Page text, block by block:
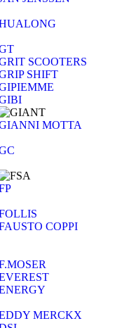
SCOOTERS
SHIFT
MOTTA
COPPI
MERCKX